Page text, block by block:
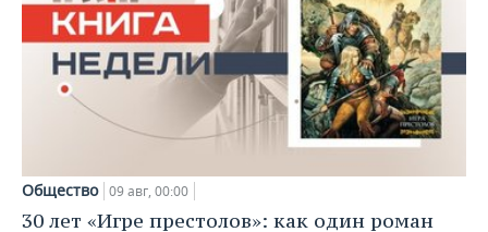
Общество 09 авг, 00:00
30 лет «Игре престолов»: как один роман